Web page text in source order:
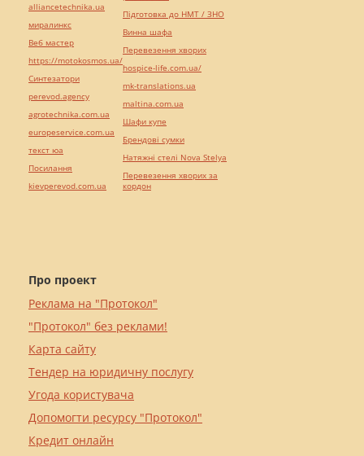
Про проект
Реклама на "Протокол"
"Протокол" без реклами!
Карта сайту
Тендер на юридичну послугу
Угода користувача
Допомогти ресурсу "Протокол"
Кредит онлайн
alliancetechnika.ua
миралинкс
Веб мастер
https://motokosmos.ua/
Синтезатори
perevod.agency
agrotechnika.com.ua
europeservice.com.ua
текст юа
Посилання
kievperevod.com.ua
Підготовка до НМТ / ЗНО
Винна шафа
Перевезення хворих
hospice-life.com.ua/
mk-translations.ua
maltina.com.ua
Шафи купе
Брендові сумки
Натяжні стелі Nova Stelya
Перевезення хворих за
кордон